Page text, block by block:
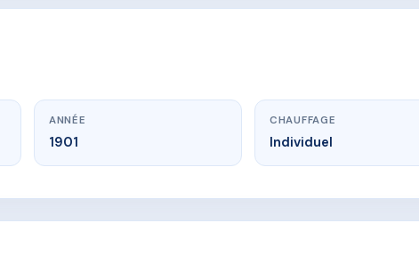
ANNÉE
1901
CHAUFFAGE
Individuel